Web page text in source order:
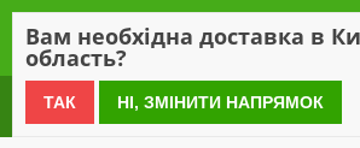
0 800 21 54 55
Вам необхідна доставка в
область?
ТАК НІ, ЗМІНИТИ НАПРЯМОК